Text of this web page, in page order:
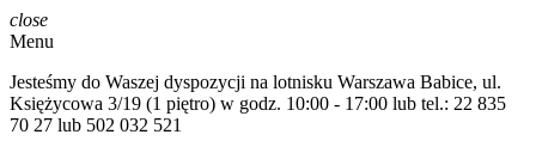
close
Menu
Jesteśmy do Waszej dyspozycji na lotnisku Warszawa Babice, ul.
Księżycowa 3/19 (1 piętro) w godz. 10:00 - 17:00 lub tel.: 22 835
70 27 lub 502 032 521